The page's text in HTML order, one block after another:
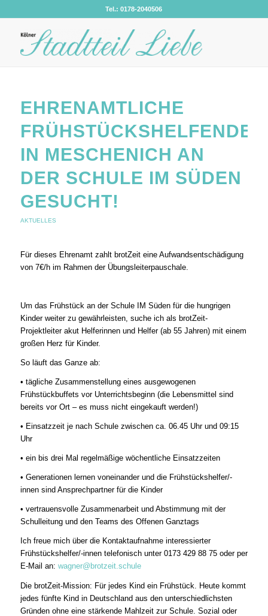
Tel.: 0178-2040506
EHRENAMTLICHE
FRÜHSTÜCKSHELFENDE
IN MESCHENICH AN
DER SCHULE IM SÜDEN
GESUCHT!
AKTUELLES
Für dieses Ehrenamt zahlt brotZeit eine Aufwandsentschädigung
von 7€/h im Rahmen der Übungsleiterpauschale.
Um das Frühstück an der Schule IM Süden für die hungrigen
Kinder weiter zu gewährleisten, suche ich als brotZeit-
Projektleiter akut Helferinnen und Helfer (ab 55 Jahren) mit einem
großen Herz für Kinder.
So läuft das Ganze ab:
• tägliche Zusammenstellung eines ausgewogenen
Frühstückbuffets vor Unterrichtsbeginn (die Lebensmittel sind
bereits vor Ort – es muss nicht eingekauft werden!)
• Einsatzzeit je nach Schule zwischen ca. 06.45 Uhr und 09:15
Uhr
• ein bis drei Mal regelmäßige wöchentliche Einsatzzeiten
• Generationen lernen voneinander und die Frühstückshelfer/-
innen sind Ansprechpartner für die Kinder
• vertrauensvolle Zusammenarbeit und Abstimmung mit der
Schulleitung und den Teams des Offenen Ganztags
Ich freue mich über die Kontaktaufnahme interessierter
Frühstückshelfer/-innen telefonisch unter 0173 429 88 75 oder per
E-Mail an: wagner@brotzeit.schule
Die brotZeit-Mission: Für jedes Kind ein Frühstück. Heute kommt
jedes fünfte Kind in Deutschland aus den unterschiedlichsten
Gründen ohne eine stärkende Mahlzeit zur Schule. Sozial oder